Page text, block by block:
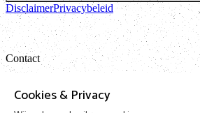
Cookies & Privacy
DisclaimerPrivacybeleid
Contact
Bataviastraat 24 unit 1.13